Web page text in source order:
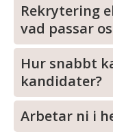
Rekrytering
vad passar
Hur snabbt
kandidater?
Arbetar ni i